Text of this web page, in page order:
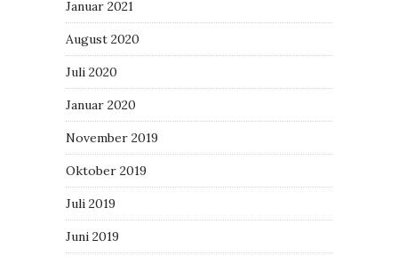
Januar 2021
August 2020
Juli 2020
Januar 2020
November 2019
Oktober 2019
Juli 2019
Juni 2019